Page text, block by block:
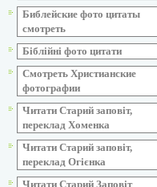
Библейские фото цитаты
смотреть
Біблійні фото цитати
Смотреть Христианские
фотографии
Читати Старий заповіт,
переклад Хоменка
Читати Старий заповіт,
переклад Огієнка
Читати Старий Заповіт